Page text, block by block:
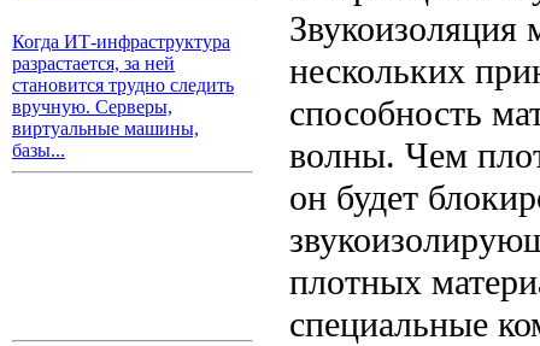
Когда ИТ-инфраструктура
разрастается, за ней
становится трудно следить
вручную. Серверы,
виртуальные машины,
базы...
Звукоизоляция
нескольких
способность
волны. Чем
он будет
плотных
специальные